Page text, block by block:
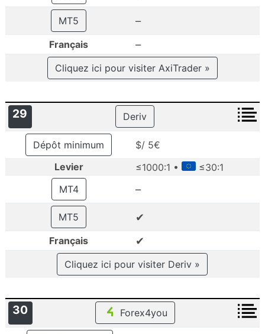
MT5 –
Français –
Cliquez ici pour visiter AxiTrader »
29 Deriv
Dépôt minimum
$/ 5€
Levier
≤1000:1 •
≤30:1
MT4
–
MT5 ✔
Français ✔
Cliquez ici pour visiter Deriv »
30 Forex4you